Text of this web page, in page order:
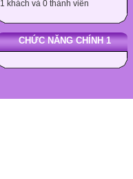
1 khách và 0 thành viên
CHỨC NĂNG CHÍNH 1